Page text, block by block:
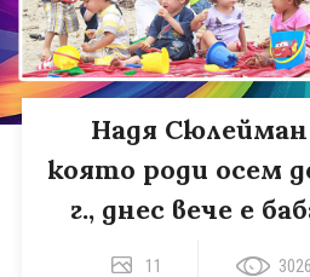
Надя
която роди осем
г., днес вече е
11 3026